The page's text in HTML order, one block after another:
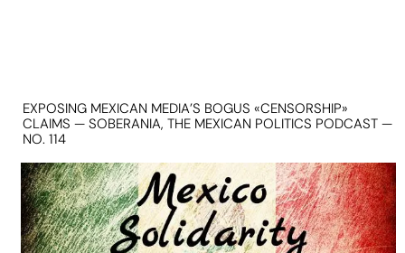
EXPOSING MEXICAN MEDIA’S BOGUS «CENSORSHIP»
CLAIMS — SOBERANIA, THE MEXICAN POLITICS PODCAST —
NO. 114